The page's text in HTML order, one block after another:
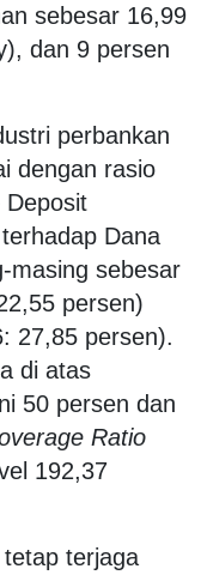
sebesar 16,99
dan 9 persen
perbankan
dengan rasio
Deposit
Dana
masing sebesar
persen)
27,85 persen).
di atas
50 persen dan
Ratio
192,37
terjaga